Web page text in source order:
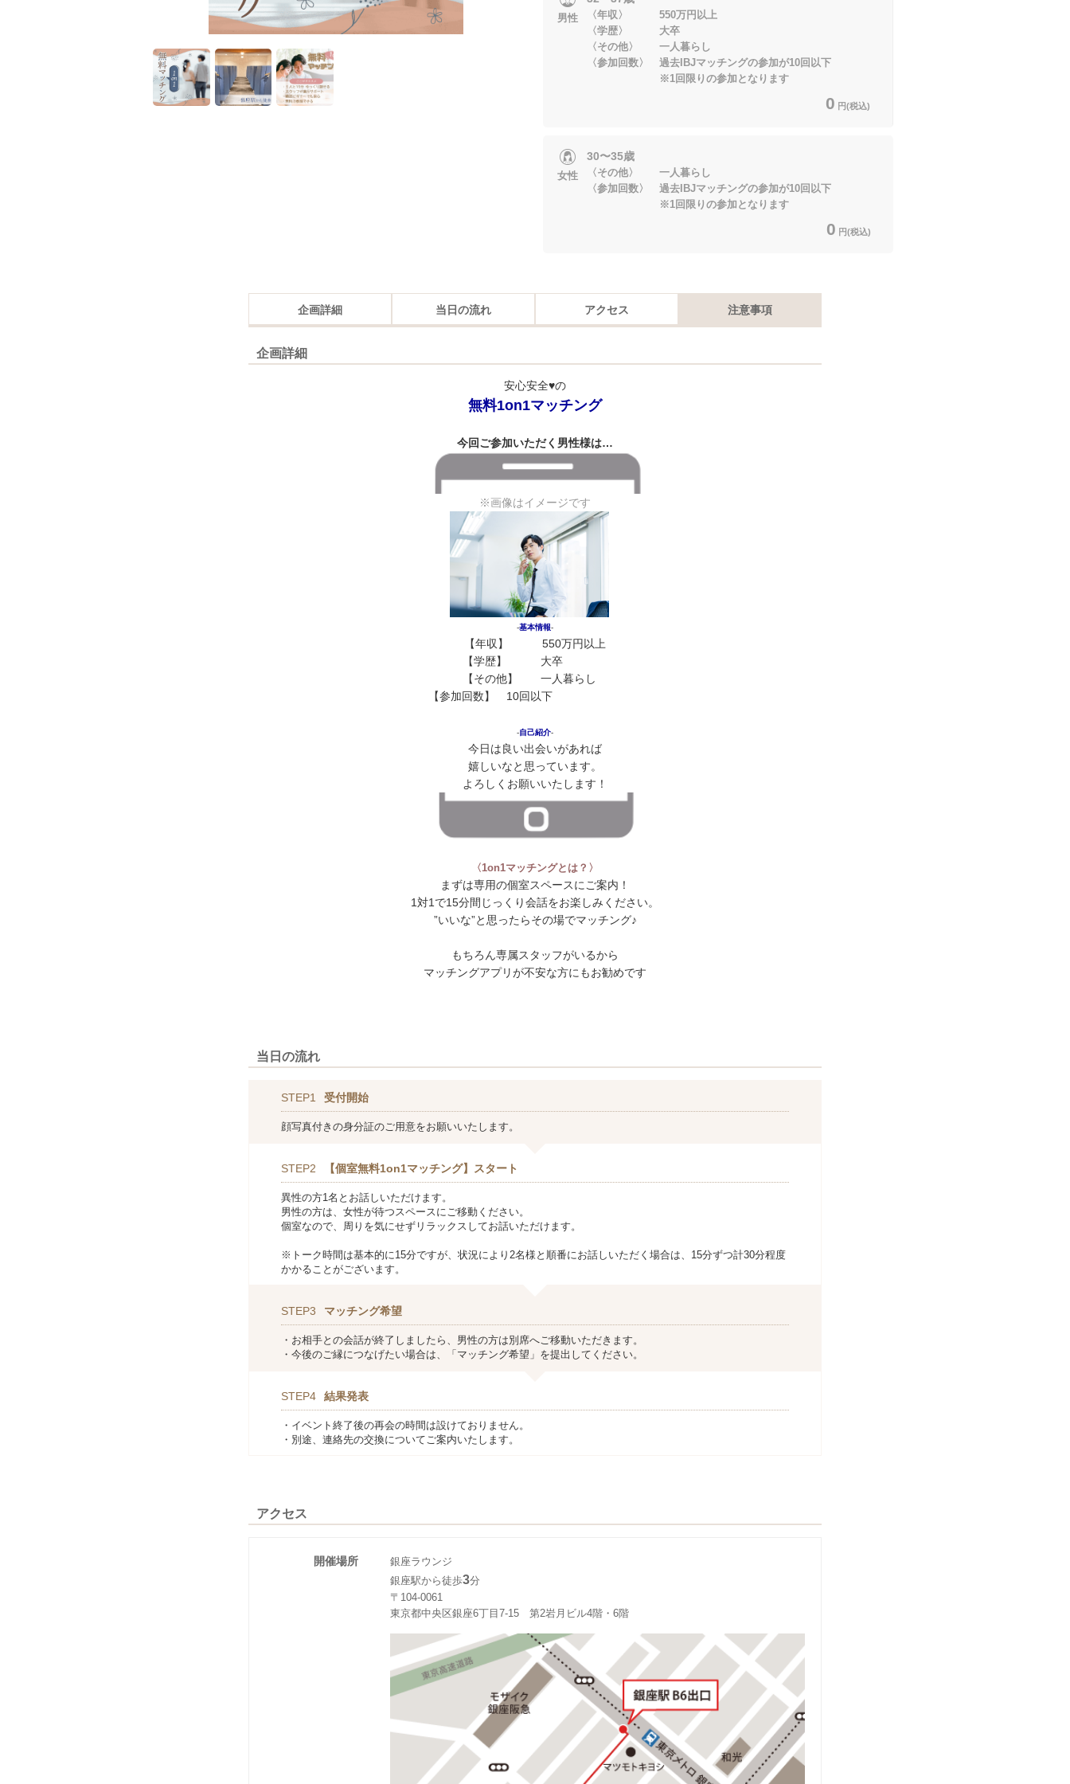
男性
〈年収〉 550万円以上
〈学歴〉 大卒
〈その他〉 一人暮らし
〈参加回数〉 過去IBJマッチングの参加が10回以下
※1回限りの参加となります
0 円(税込)
女性
30〜35歳
〈その他〉 一人暮らし
〈参加回数〉 過去IBJマッチングの参加が10回以下
※1回限りの参加となります
0 円(税込)
企画詳細 当日の流れ アクセス 注意事項
企画詳細
安心安全♥の
無料1on1マッチング
今回ご参加いただく男性様は…
※画像はイメージです
‐基本情報‐
【年収】 550万円以上
【学歴】 大卒
【その他】 一人暮らし
【参加回数】 10回以下
‐自己紹介‐
今日は良い出会いがあれば
嬉しいなと思っています。
よろしくお願いいたします！
〈1on1マッチングとは？〉
まずは専用の個室スペースにご案内！
1対1で15分間じっくり会話をお楽しみください。
”いいな”と思ったらその場でマッチング♪
もちろん専属スタッフがいるから
マッチングアプリが不安な方にもお勧めです
当日の流れ
STEP1 受付開始
顔写真付きの身分証のご用意をお願いいたします。
STEP2 【個室無料1on1マッチング】スタート
異性の方1名とお話しいただけます。
男性の方は、女性が待つスペースにご移動ください。
個室なので、周りを気にせずリラックスしてお話いただけます。
※トーク時間は基本的に15分ですが、状況により2名様と順番にお話しいただく場合は、15分ずつ計30分程度
かかることがございます。
STEP3 マッチング希望
・お相手との会話が終了しましたら、男性の方は別席へご移動いただきます。
・今後のご縁につなげたい場合は、「マッチング希望」を提出してください。
STEP4 結果発表
・イベント終了後の再会の時間は設けておりません。
・別途、連絡先の交換についてご案内いたします。
アクセス
開催場所
銀座ラウンジ
銀座駅から徒歩3分
〒104-0061
東京都中央区銀座6丁目7-15 第2岩月ビル4階・6階